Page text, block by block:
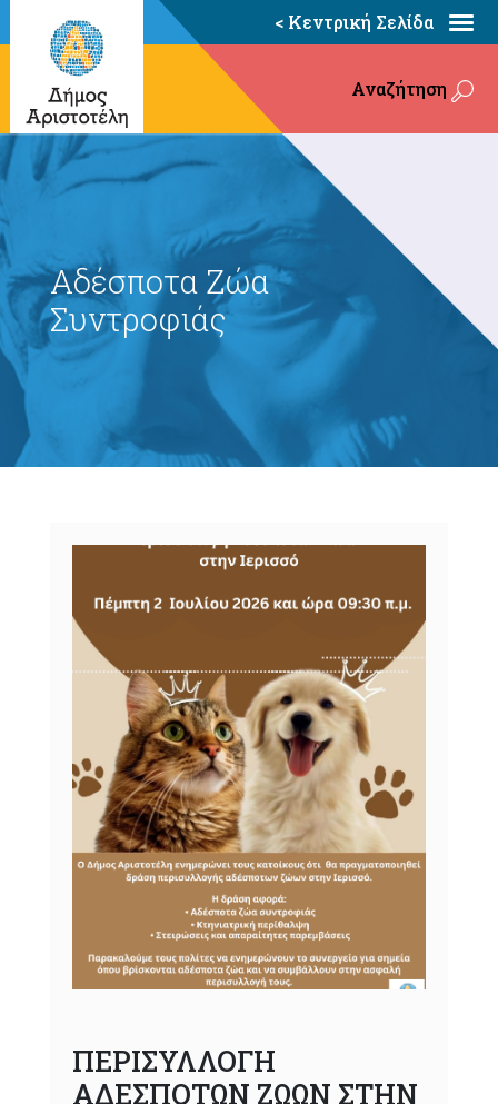
< Κεντρική Σελίδα
Αναζήτηση
Αδέσποτα Ζώα
Συντροφιάς
ΠΕΡΙΣΥΛΛΟΓΗ
ΑΔΕΣΠΟΤΩΝ ΖΩΩΝ ΣΤΗΝ